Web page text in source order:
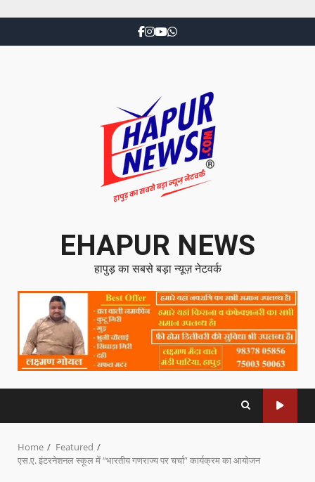
EHAPUR NEWS
हापुड़ का सबसे बड़ा न्यूज़ नेटवर्क
Home
Featured
एस.ए. इंटरनेशनल स्कूल में “भारतीय गणराज्य पर चर्चा” कार्यक्रम का आयोजन